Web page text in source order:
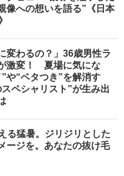
像への想いを語る”《日本
変わるの？」36歳男性ラ
激変！ 夏場に気にな
や“ベタつき”を解消す
ペシャリスト”が生み出
る猛暑。ジリジリとした
ージを。あなたの抜け毛